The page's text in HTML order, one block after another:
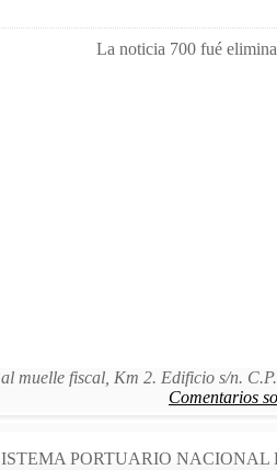
La noticia 700 fué
muelle fiscal, Km 2. Edificio s/n.
Comentarios
PORTUARIO NACIONAL